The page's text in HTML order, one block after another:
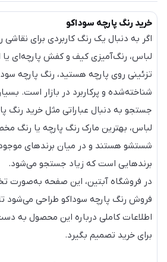
خرید رنگ پارچه سوداکو
اگر به دنبال یک رنگ کاربردی برای
لباس، رنگ‌آمیزی کیف و کفش پارچه‌ای
تزئینی روی پارچه هستید، رنگ پارچه
شناخته‌شده و پرکاربرد در بازار است.
جستجو به دنبال عباراتی مثل خرید رنگ
لباس، بهترین مارک رنگ پارچه یا رنگ
شستشو هستند و در میان برندهای
برندهایی است که زیاد جستجو می‌شود.
در فروشگاه آبتین، این صفحه به‌صورت
فروش رنگ پارچه سوداکو طراحی می‌شود تا
اطلاعات کاملی درباره این محصول به
برای خرید تصمیم بگیرد.